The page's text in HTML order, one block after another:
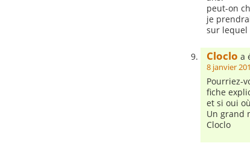
peut-on
je
sur lequel
Cloclo a
8 janvier
Pourriez-
fiche
et si oui
Un grand
Cloclo